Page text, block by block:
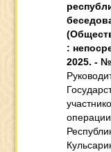
:
2025. -